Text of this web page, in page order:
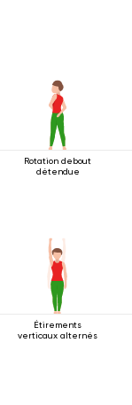
Rotation debout
détendue
Étirements
verticaux alternés